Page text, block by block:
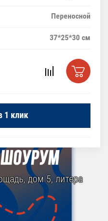
Переносной
37*25*30 см
1 клик
дом 5, литера